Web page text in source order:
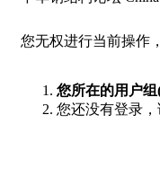
您无权进行当前操作
您所在的用户组
您还没有登录，